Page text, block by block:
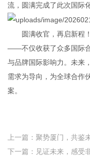
流，圆满完成了此次国际
圆满收官，再启新程
——不仅收获了众多国际
与品牌国际影响力。未来
需求为导向，为全球合作
案。
上一篇：聚势厦门，共
下一篇：见证未来，感受